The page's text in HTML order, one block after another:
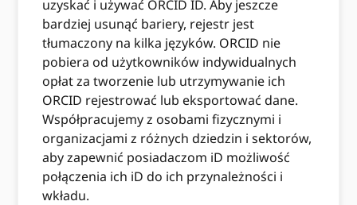
uzyskać i używać ORCID ID. Aby jeszcze
bardziej usunąć bariery, rejestr jest
tłumaczony na kilka języków. ORCID nie
pobiera od użytkowników indywidualnych
opłat za tworzenie lub utrzymywanie ich
ORCID rejestrować lub eksportować dane.
Współpracujemy z osobami fizycznymi i
organizacjami z różnych dziedzin i sektorów,
aby zapewnić posiadaczom iD możliwość
połączenia ich iD do ich przynależności i
wkładu.